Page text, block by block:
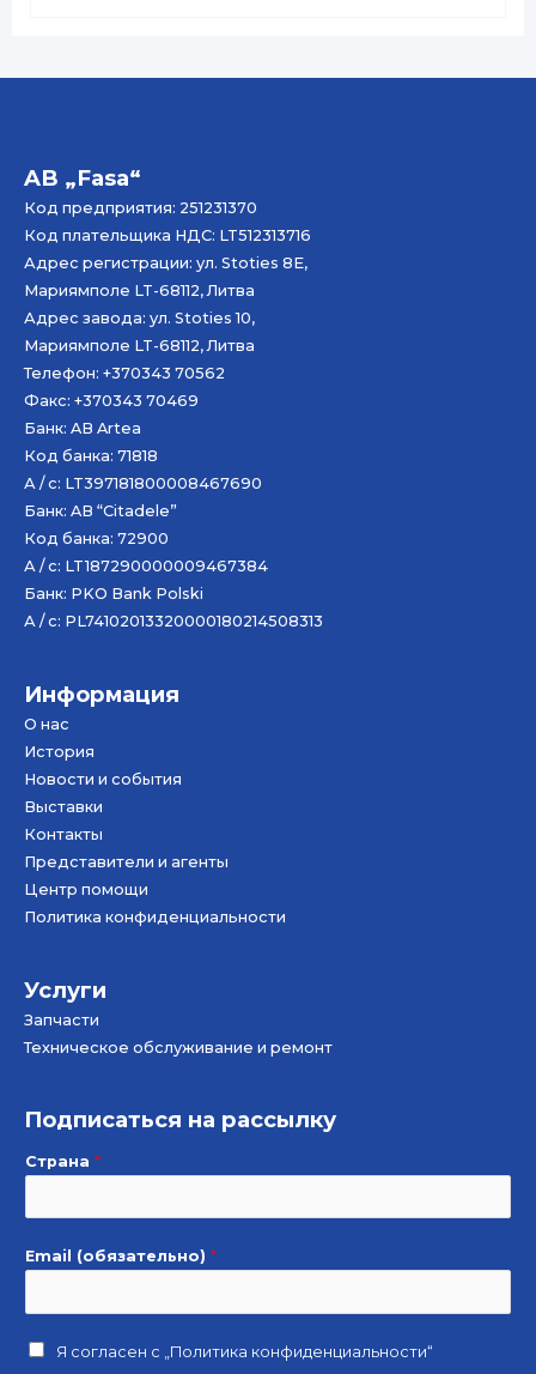
AB „Fasa“
Код предприятия: 251231370
Код плательщика НДС: LT512313716
Адрес регистрации: ул. Stoties 8E,
Мариямполе LT-68112, Литва
Адрес завода: ул. Stoties 10,
Мариямполе LT-68112, Литва
Телефон: +370343 70562
Факс: +370343 70469
Банк: AB Artea
Код банка: 71818
А / с: LT397181800008467690
Банк: AB “Citadele”
Код банка: 72900
А / с: LT187290000009467384
Банк: PKO Bank Polski
А / с: PL74102013320000180214508313
Информация
О нас
История
Новости и события
Bыставки
Контакты
Представители и агенты
Центр помощи
Политика конфиденциальности
Услуги
Запчасти
Техническое обслуживание и ремонт
Подписаться на рассылку
Страна *
Email (обязательно) *
Я согласен с „Политика конфиденциальности“